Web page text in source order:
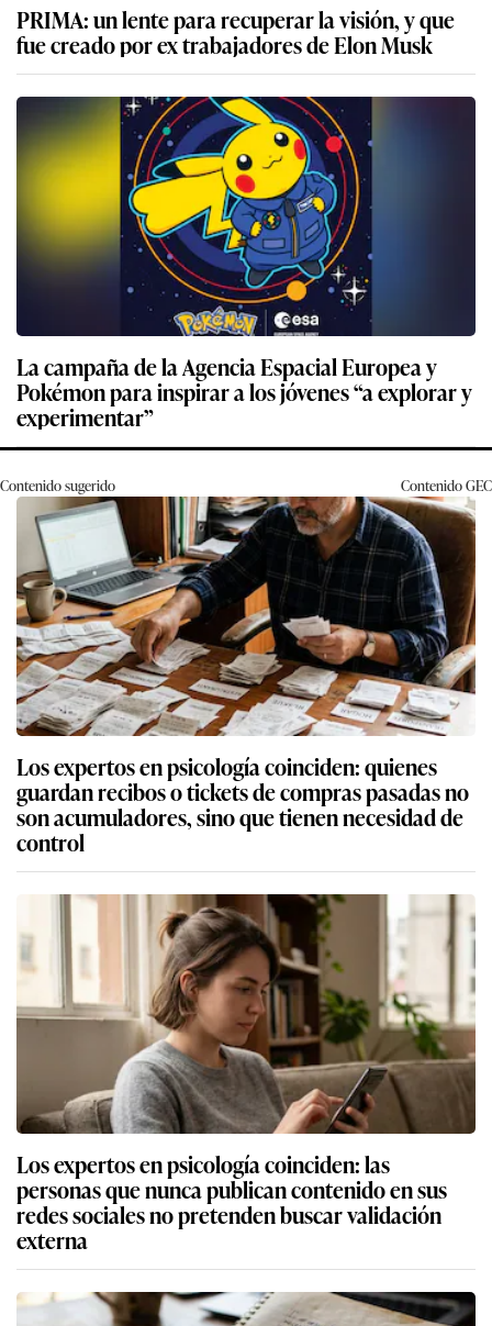
PRIMA: un lente para recuperar la visión, y que
fue creado por ex trabajadores de Elon Musk
La campaña de la Agencia Espacial Europea y
Pokémon para inspirar a los jóvenes “a explorar y
experimentar”
Contenido sugerido ContenidoGEC
Los expertos en psicología coinciden: quienes
guardan recibos o tickets de compras pasadas no
son acumuladores, sino que tienen necesidad de
control
Los expertos en psicología coinciden: las
personas que nunca publican contenido en sus
redes sociales no pretenden buscar validación
externa